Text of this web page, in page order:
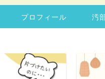
プロフィール 汚